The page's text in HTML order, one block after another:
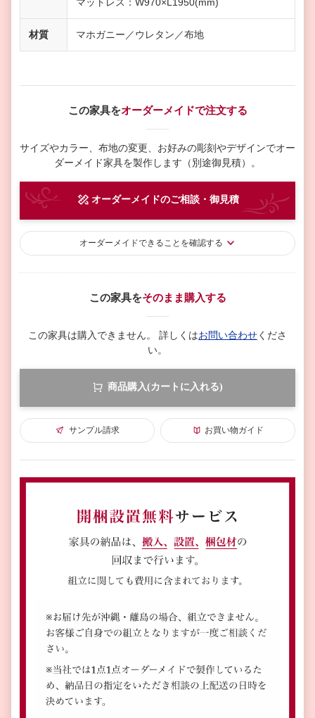
材質 マホガニー／ウレタン／布地
この家具をオーダーメイドで注文する
サイズやカラー、布地の変更、お好みの彫刻やデザインでオー
ダーメイド家具を製作します（別途御見積）。
オーダーメイドのご相談・御見積
オーダーメイドできることを確認する
この家具をそのまま購入する
この家具は購入できません。 詳しくはお問い合わせくださ
い。
商品購入(カートに入れる)
サンプル請求 お買い物ガイド